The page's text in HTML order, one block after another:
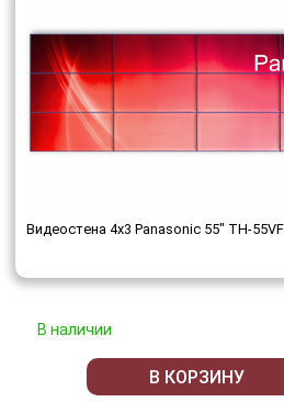
Видеостена 4x3 Panasonic 55" TH-
В наличии
В КОРЗИНУ